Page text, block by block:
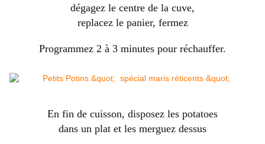
dégagez le centre de la cuve,
replacez le panier, fermez
Programmez 2 à 3 minutes pour réchauffer.
En fin de cuisson, disposez les potatoes
dans un plat et les merguez dessus